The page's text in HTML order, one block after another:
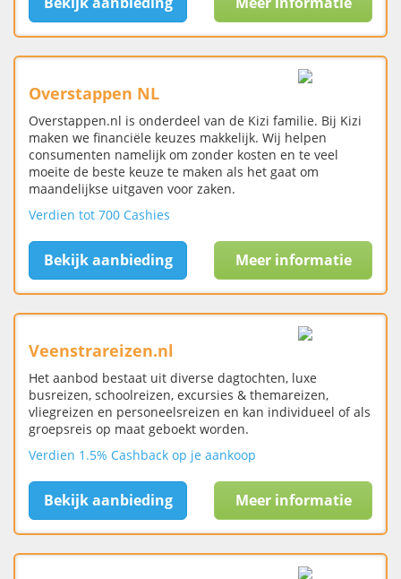
Overstappen NL
Overstappen.nl is onderdeel van de Kizi familie. Bij Kizi
maken we financiële keuzes makkelijk. Wij helpen
consumenten namelijk om zonder kosten en te veel
moeite de beste keuze te maken als het gaat om
maandelijkse uitgaven voor zaken.
Verdien tot 700 Cashies
Bekijk aanbieding Meer informatie
Veenstrareizen.nl
Het aanbod bestaat uit diverse dagtochten, luxe
busreizen, schoolreizen, excursies & themareizen,
vliegreizen en personeelsreizen en kan individueel of als
groepsreis op maat geboekt worden.
Verdien 1.5% Cashback op je aankoop
Bekijk aanbieding Meer informatie